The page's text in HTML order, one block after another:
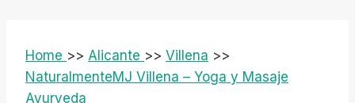
Home >> Alicante >> Villena >>
NaturalmenteMJ Villena – Yoga y Masaje
Ayurveda